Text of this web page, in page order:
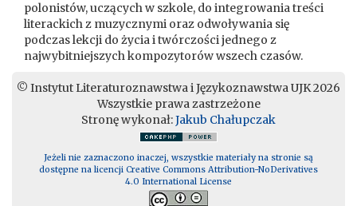
polonistów, uczących w szkole, do integrowania treści
literackich z muzycznymi oraz odwoływania się
podczas lekcji do życia i twórczości jednego z
najwybitniejszych kompozytorów wszech czasów.
© Instytut Literaturoznawstwa i Językoznawstwa UJK 2026
Wszystkie prawa zastrzeżone
Stronę wykonał:Jakub Chałupczak
Jeżeli nie zaznaczono inaczej, wszystkie materiały na stronie są
dostępne na licencji Creative Commons Attribution-NoDerivatives
4.0 International License